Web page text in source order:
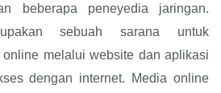
beberapa peneyedia jaringan.
sebuah sarana untuk
melalui website dan aplikasi
dengan internet. Media online